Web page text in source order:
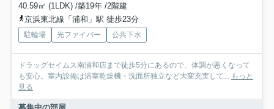
40.59㎡ (1LDK) /築19年 /2階建
京浜東北線「浦和」駅 徒歩23分
駐輪場 光ファイバー 公共下水
ドラッグセイムス南浦和店まで徒歩5分にあるので、体調が悪くなって
も安心。室内設備は浴室乾燥機・洗面所独立など大変充実して... もっと
見る